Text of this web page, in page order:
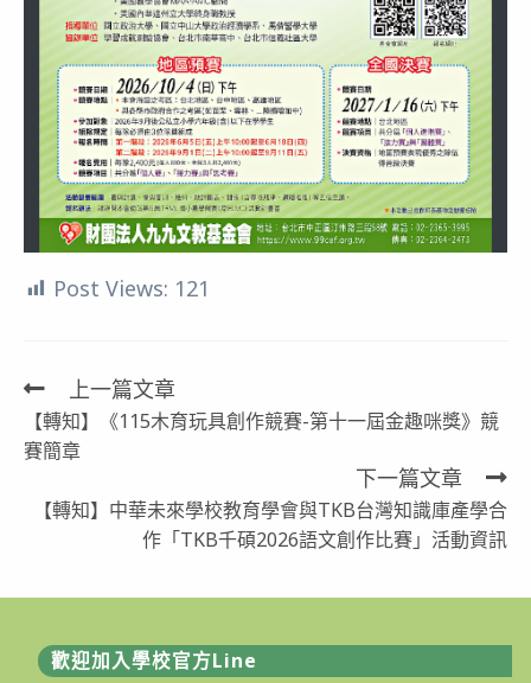
Post Views: 121
Read
more
上一篇文章
【轉知】《115木育玩具創作競賽-第十一屆金趣咪獎》競
賽簡章
下一篇文章
【轉知】中華未來學校教育學會與TKB台灣知識庫產學合
作「TKB千碩2026語文創作比賽」活動資訊
歡迎加入學校官方Line